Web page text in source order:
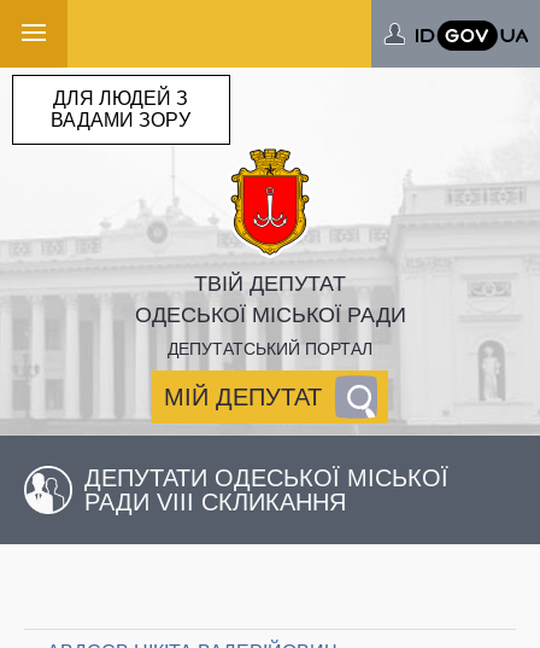
ТВІЙ ДЕПУТАТ
ОДЕСЬКОЇ МІСЬКОЇ РАДИ
ДЕПУТАТСЬКИЙ ПОРТАЛ
МІЙ ДЕПУТАТ
ДЛЯ ЛЮДЕЙ З
ВАДАМИ ЗОРУ
ДЕПУТАТИ ОДЕСЬКОЇ МІСЬКОЇ
РАДИ VIII СКЛИКАННЯ